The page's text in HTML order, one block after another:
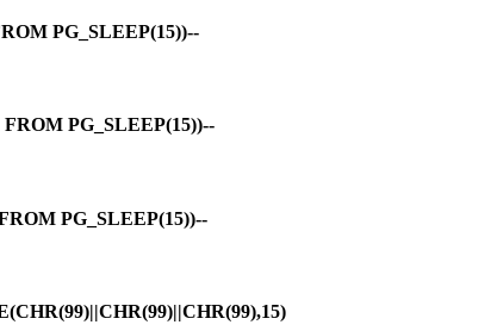
PG_SLEEP(15))--
PG_SLEEP(15))--
PG_SLEEP(15))--